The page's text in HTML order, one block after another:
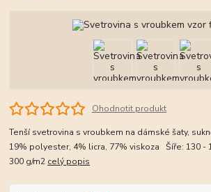
Ohodnotit produkt
Tenší svetrovina s vroubkem na dámské šaty,
19% polyester, 4% licra, 77% viskoza Šíře: 130 -
300 g/m2 celý popis